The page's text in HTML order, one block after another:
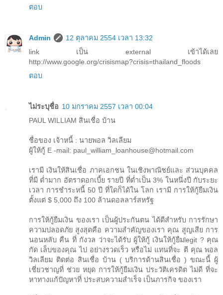
ตอบ
Admin
12 ตุลาคม 2554 เวลา 13:32
link เป็น external เข้าได้เลย
http://www.google.org/crisismap?crisis=thailand_floods
ตอบ
ไม่ระบุชื่อ 10 มกราคม 2557 เวลา 00:04
PAUL WILLIAM สินเชื่อ บ้าน
ชื่อของ เจ้าหนี้ : นายพอล วิลเลียม
ผู้ให้กู้ E -mail: paul_william_loanhouse@hotmail.com
เรามี เงินให้สินเชื่อ ภาคเอกชน ในเชิงพาณิชย์และ ส่วนบุคคล
ที่มี ต่ำมาก อัตราดอกเบี้ย รายปี ที่ต่ำเป็น 3% ในหนึ่งปี กับระยะ
เวลา การชำระหนี้ 50 ปี ที่ใดก็ได้ใน โลก เรามี การให้กู้ยืมเงิน
ตั้งแต่ $ 5,000 ถึง 100 ล้านดอลลาร์สหรัฐ
การให้กู้ยืมเงิน ของเรา เป็นผู้ประกันตน ได้ดีสำหรับ การรักษา
ความปลอดภัย สูงสุดคือ ความสำคัญของเรา คุณ สูญเสีย การ
นอนหลับ คืน ที่ กังวล ว่าจะได้รับ ผู้ให้กู้ เงินให้กู้ยืมlegit ? คุณ
กัด เล็บของคุณ ไป อย่างรวดเร็ว หรือไม่ แทนที่จะ ตี คุณ พอล
วิลเลียม ติดต่อ สินเชื่อ บ้าน ( บริการด้านสินเชื่อ ) ขณะนี้ ผู้
เชี่ยวชาญที่ ช่วย หยุด การให้กู้ยืมเงิน ประวัติเครดิต ไม่ดี ที่จะ
หาทางแก้ปัญหาที่ ประสบความสำเร็จ เป็นภารกิจ ของเรา